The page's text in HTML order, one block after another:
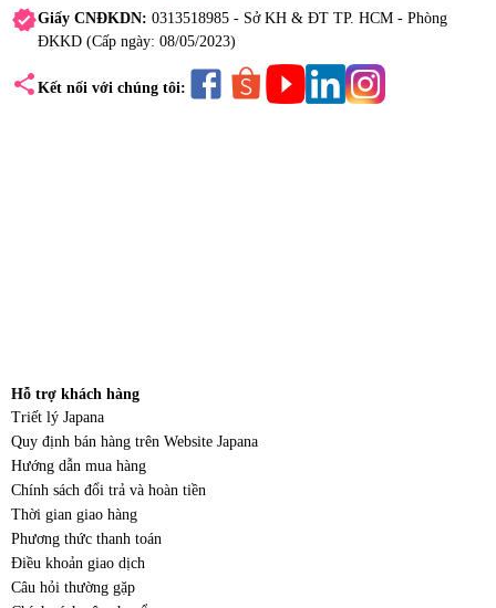
verifiedGiấy CNĐKDN: 0313518985 - Sở KH & ĐT TP. HCM - Phòng
ĐKKD (Cấp ngày: 08/05/2023)
share Kết nối với chúng tôi:
Hỗ trợ khách hàng
Triết lý Japana
Quy định bán hàng trên Website Japana
Hướng dẫn mua hàng
Chính sách đổi trả và hoàn tiền
Thời gian giao hàng
Phương thức thanh toán
Điều khoản giao dịch
Câu hỏi thường gặp